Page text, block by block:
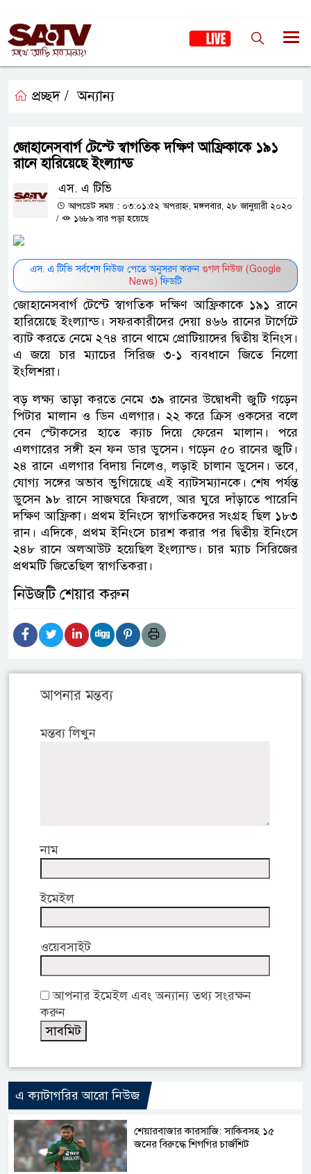
প্রচ্ছদ / অন্যান্য
জোহানেসবার্গ টেস্টে স্বাগতিক দক্ষিণ আফ্রিকাকে ১৯১
রানে হারিয়েছে ইংল্যান্ড
এস. এ টিভি
আপডেট সময় : ০৩:০১:৫২ অপরাহ্ন, মঙ্গলবার, ২৮ জানুয়ারী ২০২০
/
১৬৮৯ বার পড়া হয়েছে
এস. এ টিভি সর্বশেষ নিউজ পেতে অনুসরণ করুন গুগল নিউজ (Google
News) ফিডটি
জোহানেসবার্গ টেস্টে স্বাগতিক দক্ষিণ আফ্রিকাকে ১৯১ রানে
হারিয়েছে ইংল্যান্ড। সফরকারীদের দেয়া ৪৬৬ রানের টার্গেটে
ব্যাট করতে নেমে ২৭৪ রানে থামে প্রোটিয়াদের দ্বিতীয় ইনিংস।
এ জয়ে চার ম্যাচের সিরিজ ৩-১ ব্যবধানে জিতে নিলো
ইংলিশরা।
বড় লক্ষ্য তাড়া করতে নেমে ৩৯ রানের উদ্বোধনী জুটি গড়েন
পিটার মালান ও ডিন এলগার। ২২ করে ক্রিস ওকসের বলে
বেন স্টোকসের হাতে ক্যাচ দিয়ে ফেরেন মালান। পরে
এলগারের সঙ্গী হন ফন ডার ডুসেন। গড়েন ৫০ রানের জুটি।
২৪ রানে এলগার বিদায় নিলেও, লড়াই চালান ডুসেন। তবে,
যোগ্য সঙ্গের অভাব ভুগিয়েছে এই ব্যাটসম্যানকে। শেষ পর্যন্ত
ডুসেন ৯৮ রানে সাজঘরে ফিরলে, আর ঘুরে দাঁড়াতে পারেনি
দক্ষিণ আফ্রিকা। প্রথম ইনিংসে স্বাগতিকদের সংগ্রহ ছিল ১৮৩
রান। এদিকে, প্রথম ইনিংসে চারশ করার পর দ্বিতীয় ইনিংসে
২৪৮ রানে অলআউট হয়েছিল ইংল্যান্ড। চার ম্যাচ সিরিজের
প্রথমটি জিতেছিল স্বাগতিকরা।
নিউজটি শেয়ার করুন
আপনার মন্তব্য
মন্তব্য লিখুন
নাম
ইমেইল
ওয়েবসাইট
আপনার ইমেইল এবং অন্যান্য তথ্য সংরক্ষন
করুন
এ ক্যাটাগরির আরো নিউজ
শেয়ারবাজার কারসাজি: সাকিবসহ ১৫
জনের বিরুদ্ধে শিগগির চার্জশিট